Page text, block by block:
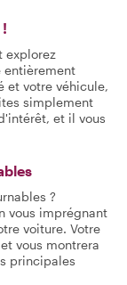
explorez
entièrement
et votre véhicule,
simplement
et il vous
?
vous imprégnant
voiture. Votre
vous montrera
principales